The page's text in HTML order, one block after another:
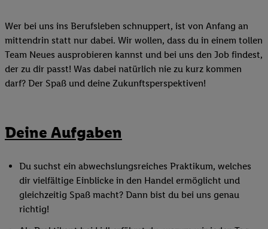
Wer bei uns ins Berufsleben schnuppert, ist von Anfang an
mittendrin statt nur dabei. Wir wollen, dass du in einem tollen
Team Neues ausprobieren kannst und bei uns den Job findest,
der zu dir passt! Was dabei natürlich nie zu kurz kommen
darf? Der Spaß und deine Zukunftsperspektiven!
Deine Aufgaben
Du suchst ein abwechslungsreiches Praktikum, welches
dir vielfältige Einblicke in den Handel ermöglicht und
gleichzeitig Spaß macht? Dann bist du bei uns genau
richtig!